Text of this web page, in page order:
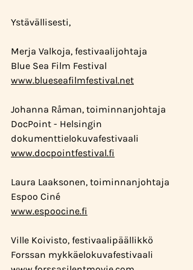
Ystävällisesti,
Merja Valkoja, festivaalijohtaja
Blue Sea Film Festival
www.blueseafilmfestival.net
Johanna Råman, toiminnanjohtaja
DocPoint - Helsingin
dokumenttielokuvafestivaali
www.docpointfestival.fi
Laura Laaksonen, toiminnanjohtaja
Espoo Ciné
www.espoocine.fi
Ville Koivisto, festivaalipäällikkö
Forssan mykkäelokuvafestivaali